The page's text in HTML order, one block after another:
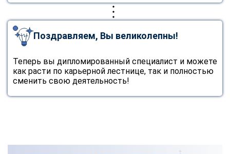
Поздравляем, Вы великолепны!
Теперь вы дипломированный специалист и можете
как расти по карьерной лестнице, так и полностью
сменить свою деятельность!